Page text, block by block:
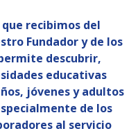
recibimos del
Fundador y de los
descubrir,
educativas
jóvenes y adultos
de los
al servicio